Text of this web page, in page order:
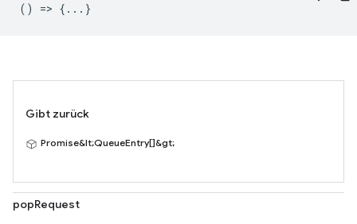
() => {...}
Gibt zurück
Promise&lt;QueueEntry[]&gt;
popRequest